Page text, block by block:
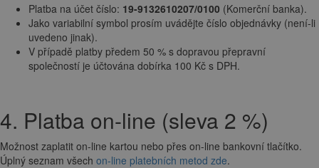
Platba na účet číslo: 19-9132610207/0100 (Komerční banka).
Jako variabilní symbol prosím uvádějte číslo objednávky (není-li
uvedeno jinak).
V případě platby předem 50 % s dopravou přepravní
společností je účtována dobírka 100 Kč s DPH.
4. Platba on-line (sleva 2 %)
Možnost zaplatit on-line kartou nebo přes on-line bankovní tlačítko.
Úplný seznam všech on-line platebních metod zde.